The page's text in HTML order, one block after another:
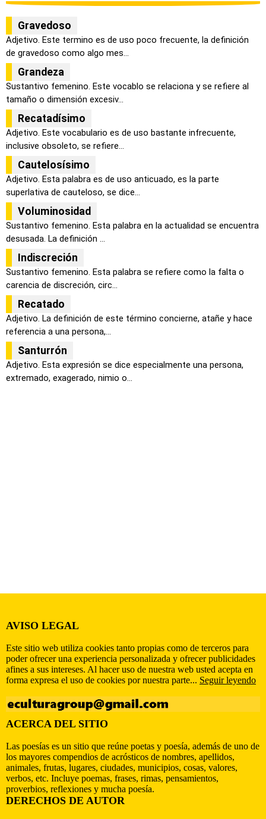
Gravedoso
Adjetivo. Este termino es de uso poco frecuente, la definición
de gravedoso como algo mes...
Grandeza
Sustantivo femenino. Este vocablo se relaciona y se refiere al
tamaño o dimensión excesiv...
Recatadísimo
Adjetivo. Este vocabulario es de uso bastante infrecuente,
inclusive obsoleto, se refiere...
Cautelosísimo
Adjetivo. Esta palabra es de uso anticuado, es la parte
superlativa de cauteloso, se dice...
Voluminosidad
Sustantivo femenino. Esta palabra en la actualidad se encuentra
desusada. La definición ...
Indiscreción
Sustantivo femenino. Esta palabra se refiere como la falta o
carencia de discreción, circ...
Recatado
Adjetivo. La definición de este término concierne, atañe y hace
referencia a una persona,...
Santurrón
Adjetivo. Esta expresión se dice especialmente una persona,
extremado, exagerado, nimio o...
AVISO LEGAL
Este sitio web utiliza cookies tanto propias como de terceros para
poder ofrecer una experiencia personalizada y ofrecer publicidades
afines a sus intereses. Al hacer uso de nuestra web usted acepta en
forma expresa el uso de cookies por nuestra parte... Seguir leyendo
ACERCA DEL SITIO
Las poesías es un sitio que reúne poetas y poesía, además de uno de
los mayores compendios de acrósticos de nombres, apellidos,
animales, frutas, lugares, ciudades, municipios, cosas, valores,
verbos, etc. Incluye poemas, frases, rimas, pensamientos,
proverbios, reflexiones y mucha poesía.
DERECHOS DE AUTOR